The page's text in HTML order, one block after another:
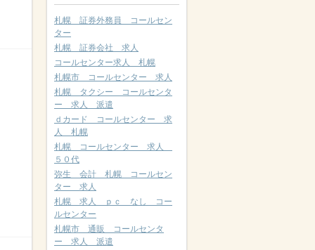
札幌 証券外務員 コールセン
ター
札幌 証券会社 求人
コールセンター求人 札幌
札幌市 コールセンター 求人
札幌 タクシー コールセンタ
ー 求人 派遣
ｄカード コールセンター 求
人 札幌
札幌 コールセンター 求人
５０代
弥生 会計 札幌 コールセン
ター 求人
札幌 求人 ｐｃ なし コー
ルセンター
札幌市 通販 コールセンタ
ー 求人 派遣